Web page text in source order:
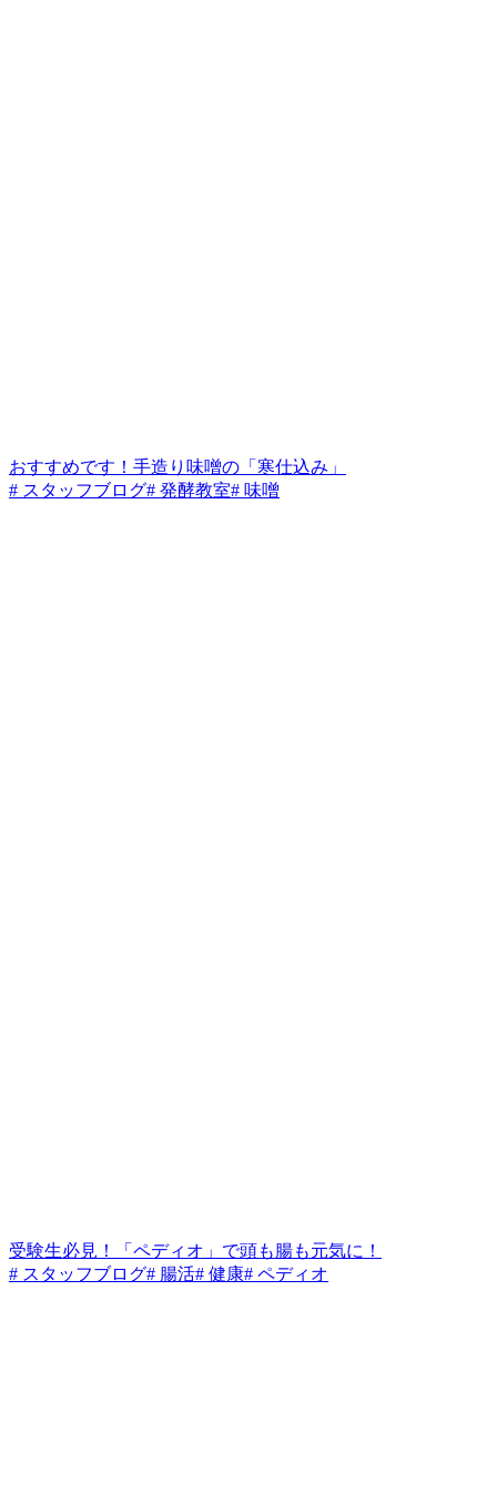
おすすめです！手造り味噌の「寒仕込み」
# スタッフブログ# 発酵教室# 味噌
受験生必見！「ペディオ」で頭も腸も元気に！
# スタッフブログ# 腸活# 健康# ペディオ